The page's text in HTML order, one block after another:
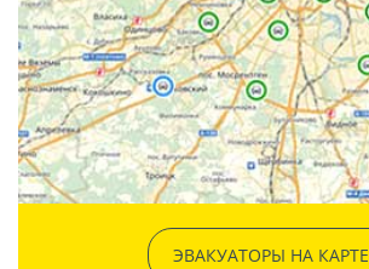
ЭВАКУАТОРЫ НА КАРТЕ